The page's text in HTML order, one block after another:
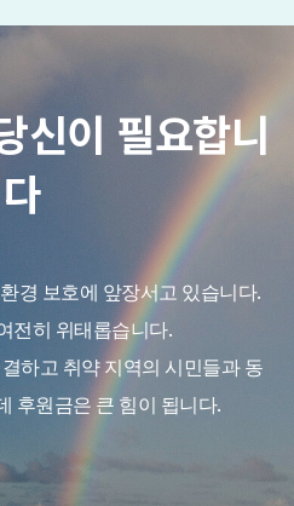
신이 필요합니
다
경 보호에 앞장서고 있습니다.
전히 위태롭습니다.
하고 취약 지역의 시민들과 동
후원금은 큰 힘이 됩니다.